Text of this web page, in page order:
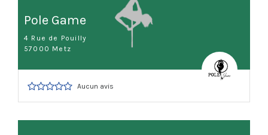
Pole Game
4 Rue de Pouilly
57000 Metz
Aucun avis